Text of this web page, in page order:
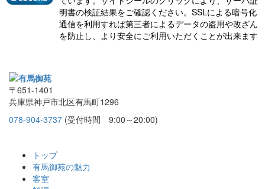
明書の検証結果をご確認ください。SSLによる暗号化
通信を利用すれば第三者によるデータの盗用や改ざん
を防止し、より安全にご利用いただくことが出来ます
〒651-1401
兵庫県神戸市北区有馬町1296
078-904-3737 (受付時間 9:00～20:00)
トップ
有馬御苑の魅力
客室